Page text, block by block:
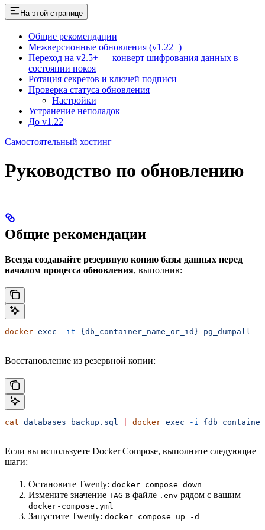
На этой странице
Общие рекомендации
Межверсионные обновления (v1.22+)
Переход на v2.5+ — конверт шифрования данных в
состоянии покоя
Ротация секретов и ключей подписи
Проверка статуса обновления
Настройки
Устранение неполадок
До v1.22
Самостоятельный хостинг
Руководство по обновлению
Общие рекомендации
Всегда создавайте резервную копию базы данных перед
началом процесса обновления, выполнив:
docker exec -it {db_container_name_or_id} pg_dumpall -U
Восстановление из резервной копии:
cat databases_backup.sql docker exec -i
Если вы используете Docker Compose, выполните следующие
шаги:
Остановите Twenty: docker compose down
Измените значение TAG в файле .env рядом с вашим
docker-compose.yml
Запустите Twenty: docker compose up -d